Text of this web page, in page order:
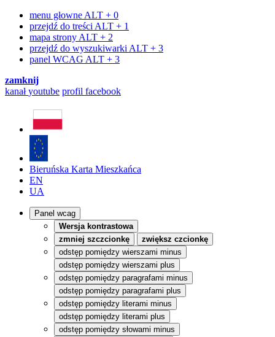
menu głowne ALT + 0
przejdź do treści ALT + 1
mapa strony ALT + 2
przejdź do wyszukiwarki ALT + 3
panel WCAG ALT + 3
zamknij
kanałyoutube profil facebook
Bieruńska Karta Mieszkańca
EN
UA
Panel wcag
Wersja kontrastowa
zmniej szczcionkę
zwiększ czcionkę
odstęp pomiędzy wierszami minus
odstęp pomiędzy wierszami plus
odstęp pomiędzy paragrafami minus
odstęp pomiędzy paragrafami plus
odstęp pomiędzy literami minus
odstęp pomiędzy literami plus
odstęp pomiędzy słowami minus